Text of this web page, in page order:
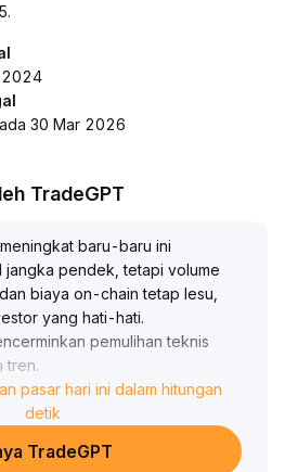
2024
30 Mar 2026
TradeGPT
baru-baru ini
pendek, tetapi volume
biaya on-chain tetap lesu,
yang hati-hati.
pemulihan teknis
tren.
berada di bawah rata-rata
pendek dan menengah,
level resistensi kunci
kisaran 5.
pasar hari ini dalam hitungan
detik
TradeGPT